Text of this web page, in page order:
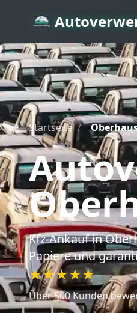
Startseite /
Kfz-Ankaufin
Papiere und
★★★★★
Über 500 Kunden